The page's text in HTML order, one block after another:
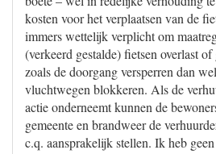
kosten voor het verplaatsen van de
immers wettelijk verplicht om
(verkeerd gestalde) fietsen overlast
zoals de doorgang versperren dan
vluchtwegen blokkeren. Als de
actie onderneemt kunnen de
gemeente en brandweer de
c.q. aansprakelijk stellen. Ik heb